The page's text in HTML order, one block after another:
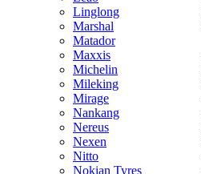
Linglong
Marshal
Matador
Maxxis
Michelin
Mileking
Mirage
Nankang
Nereus
Nexen
Nitto
Nokian Tyres